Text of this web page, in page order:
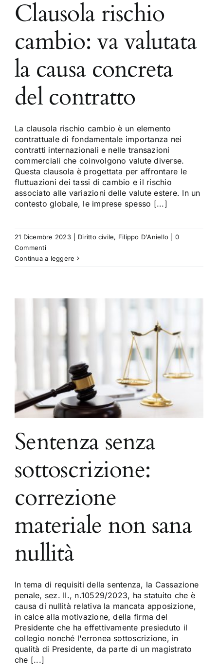
Clausola rischio
cambio: va valutata
la causa concreta
del contratto
La clausola rischio cambio è un elemento
contrattuale di fondamentale importanza nei
contratti internazionali e nelle transazioni
commerciali che coinvolgono valute diverse.
Questa clausola è progettata per affrontare le
fluttuazioni dei tassi di cambio e il rischio
associato alle variazioni delle valute estere. In un
contesto globale, le imprese spesso [...]
21 Dicembre 2023 Diritto civile, Filippo D'Aniello
0
Commenti
Continua a leggere
Sentenza senza
sottoscrizione:
correzione
materiale non sana
nullità
In tema di requisiti della sentenza, la Cassazione
penale, sez. II., n.10529/2023, ha statuito che è
causa di nullità relativa la mancata apposizione,
in calce alla motivazione, della firma del
Presidente che ha effettivamente presieduto il
collegio nonché l'erronea sottoscrizione, in
qualità di Presidente, da parte di un magistrato
che [...]